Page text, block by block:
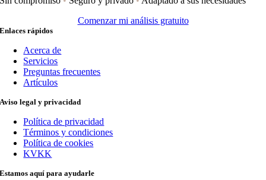
Comenzar mi análisis gratuito
Enlaces rápidos
Acerca de
Servicios
Preguntas frecuentes
Artículos
Aviso legal y privacidad
Política de privacidad
Términos y condiciones
Política de cookies
KVKK
Estamos aquí para ayudarle